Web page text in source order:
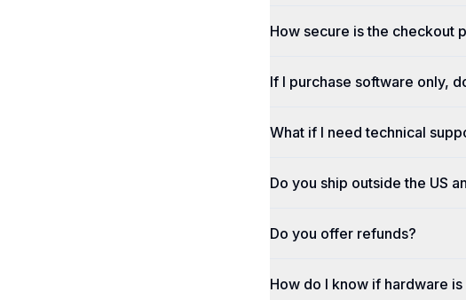
How secure is the checkout
If I purchase software only,
What if I need technical
Do you ship outside the US
Do you offer refunds?
How do I know if hardware